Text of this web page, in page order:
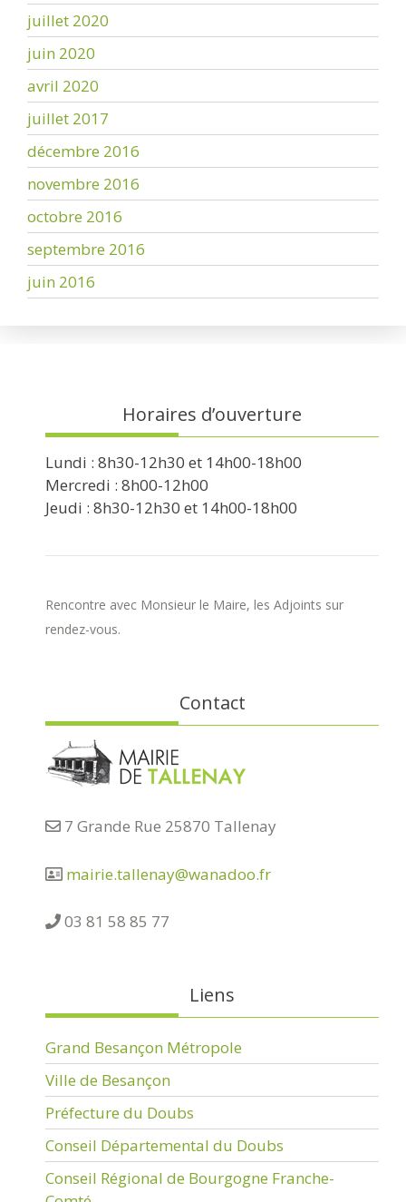
juillet 2020
juin 2020
avril 2020
juillet 2017
décembre 2016
novembre 2016
octobre 2016
septembre 2016
juin 2016
Horaires d’ouverture
Lundi : 8h30-12h30 et 14h00-18h00
Mercredi : 8h00-12h00
Jeudi : 8h30-12h30 et 14h00-18h00
Rencontre avec Monsieur le Maire, les Adjoints sur
rendez-vous.
Contact
7 Grande Rue 25870 Tallenay
mairie.tallenay@wanadoo.fr
03 81 58 85 77
Liens
Grand Besançon Métropole
Ville de Besançon
Préfecture du Doubs
Conseil Départemental du Doubs
Conseil Régional de Bourgogne Franche-